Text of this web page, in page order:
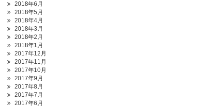
2018年6月
2018年5月
2018年4月
2018年3月
2018年2月
2018年1月
2017年12月
2017年11月
2017年10月
2017年9月
2017年8月
2017年7月
2017年6月